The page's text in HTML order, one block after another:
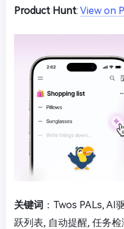
Product Hunt: View on
关键词 ：Twos PALs, AI
跃列表, 自动提醒, 任务